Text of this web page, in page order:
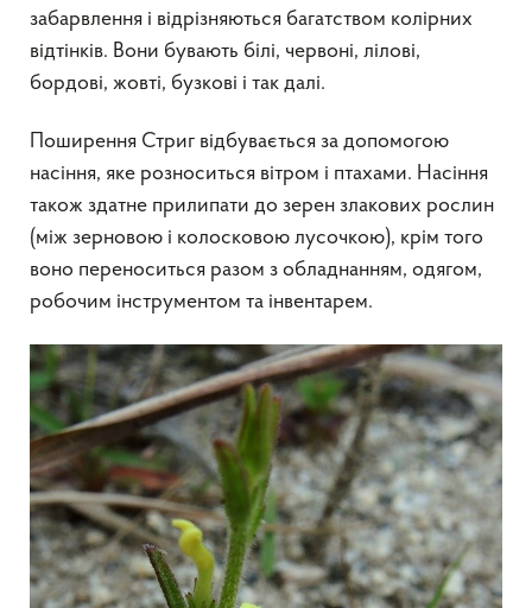
забарвлення і відрізняються багатством колірних
відтінків. Вони бувають білі, червоні, лілові,
бордові, жовті, бузкові і так далі.
Поширення Стриг відбувається за допомогою
насіння, яке розноситься вітром і птахами. Насіння
також здатне прилипати до зерен злакових рослин
(між зерновою і колосковою лусочкою), крім того
воно переноситься разом з обладнанням, одягом,
робочим інструментом та інвентарем.